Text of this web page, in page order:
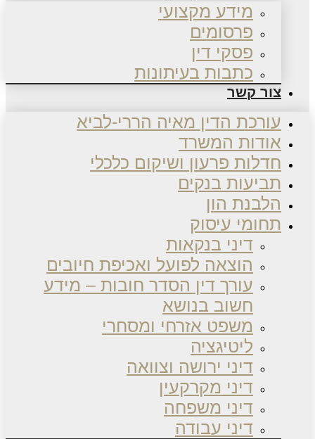
מידע מקצועי
פרסומים
פסקי דין
כתבות בעיתונות
צור קשר
עורכת הדין מאיה הררי-לביא
אודות המשרד
חדלות פרעון ושיקום כלכלי
תביעות בנקים
הלבנת הון
תחומי עיסוק
דיני בנקאות
הוצאה לפועל ואכיפת חיובים
עורך דין הסדר חובות – מידע
חשוב בנושא
משפט אזרחי ומסחרי
ליטיגציה
דיני ירושה וצוואה
דיני מקרקעין
דיני משפחה
דיני עבודה